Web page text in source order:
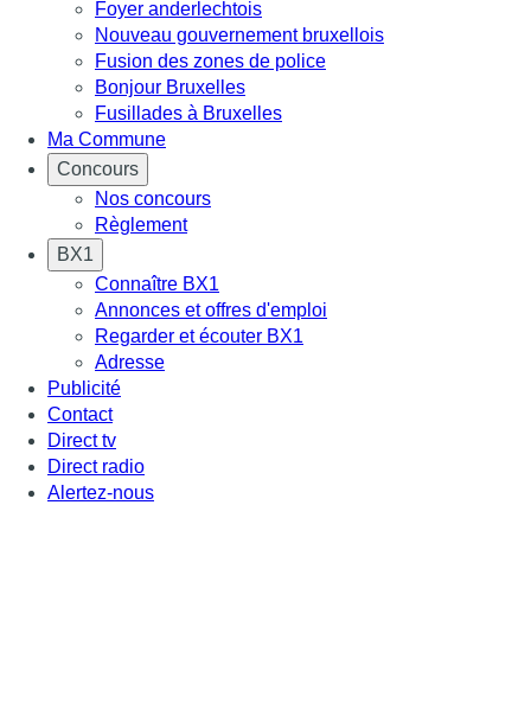
Foyer anderlechtois
Nouveau gouvernement bruxellois
Fusion des zones de police
Bonjour Bruxelles
Fusillades à Bruxelles
Ma Commune
Concours
Nos concours
Règlement
BX1
Connaître BX1
Annonces et offres d'emploi
Regarder et écouter BX1
Adresse
Publicité
Contact
Direct tv
Direct radio
Alertez-nous